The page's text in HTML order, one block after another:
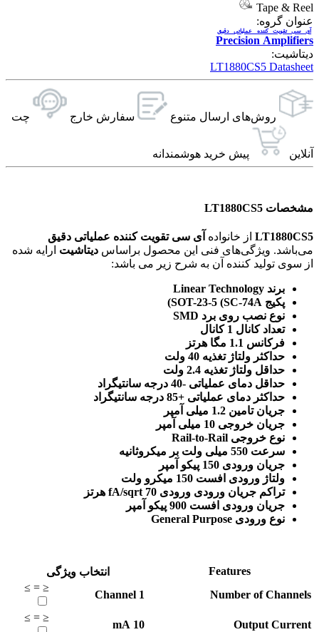
Tape & Reel
عنوان گروه:
Precision Amplifiers
آی سی تقویت کننده عملیاتی دقیق
دیتاشیت:
LT1880CS5 Datasheet
روش‌های ارسال‌ متنوع سفارش خارج چت
آنلاین پیش خرید هوشمندانه
مشخصات LT1880CS5
LT1880CS5 از خانواده آی سی تقویت کننده عملیاتی دقیق
می‌باشد. ویژگی‌های فنی این محصول براساس دیتاشیت ارایه شده
از سوی تولید کننده آن به شرح زیر می باشد:
برند Linear Technology
پکیج SOT-23-5 (SC-74A)
نوع نصب روی برد SMD
تعداد کانال 1 کانال
فرکانس 1.1 مگا هرتز
حداکثر ولتاژ تغذیه 40 ولت
حداقل ولتاژ تغذیه 2.4 ولت
حداقل دمای عملیاتی -40 درجه سانتیگراد
حداکثر دمای عملیاتی +85 درجه سانتیگراد
جریان تامین 1.2 میلی آمپر
جریان خروجی 10 میلی آمپر
نوع خروجی Rail-to-Rail
سرعت 550 میلی ولت بر میکروثانیه
جریان ورودی 150 پیکو آمپر
ولتاژ ورودی افست 150 میکرو ولت
تراکم جریان ورودی ورودی 70 fA/sqrt هرتز
جریان ورودی افست 900 پیکو آمپر
نوع ورودی General Purpose
Features
انتخاب ویژگی
Number of Channels
1
Channel
≤
=
≥
Output Current
10
mA
≤
=
≥